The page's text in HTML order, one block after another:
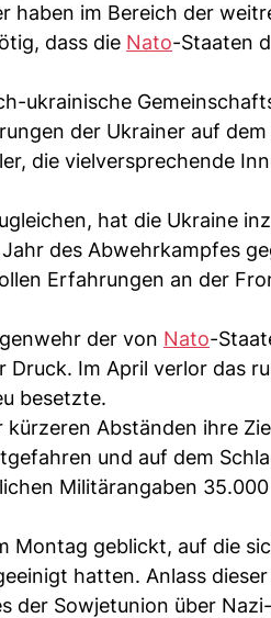
haben im Bereich der
dass die Nato-Staaten
ukrainische
der Ukrainer auf
die vielversprechende
hat die Ukraine
des Abwehrkampfes
Erfahrungen an der
der von Nato-
Im April verlor das
besetzte.
Abständen ihre
und auf dem
Militärangaben
geblickt, auf die
hatten. Anlass
der Sowjetunion über Nazi-